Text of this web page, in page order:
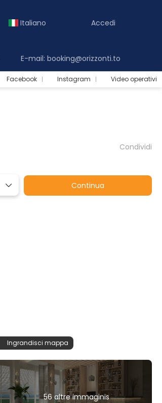
Italiano Accedi
E-mail: booking@orizzonti.to
Facebook Instagram Video operativi
Condividi
Continua
Ingrandisci mappa
56 altre immaginis